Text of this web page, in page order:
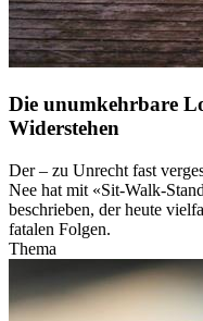
Die unumkehrbare
Widerstehen
Der – zu Unrecht fast
Nee hat mit «Sit-Walk-
beschrieben, der heute
fatalen Folgen.
Thema